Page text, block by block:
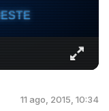
11 ago, 2015, 10:34